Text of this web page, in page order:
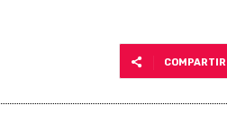
COMPARTIR